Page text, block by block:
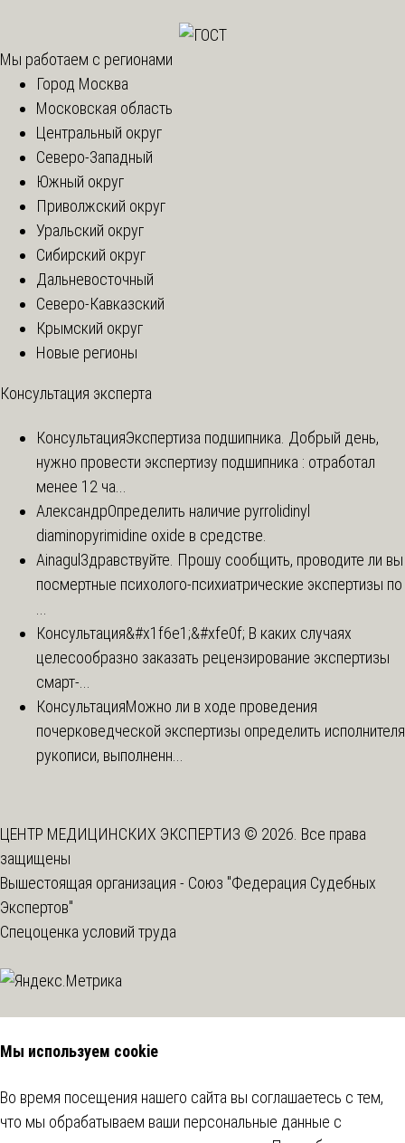
Мы работаем с регионами
Город Москва
Московская область
Центральный округ
Северо-Западный
Южный округ
Приволжский округ
Уральский округ
Сибирский округ
Дальневосточный
Северо-Кавказский
Крымский округ
Новые регионы
Консультация эксперта
КонсультацияЭкспертиза подшипника. Добрый день,
нужно провести экспертизу подшипника : отработал
менее 12 ча...
АлександрОпределить наличие pyrrolidinyl
diaminopyrimidine oxide в средстве.
Ainagul Здравствуйте. Прошу сообщить, проводите ли вы
посмертные психолого-психиатрические экспертизы по
Консультация&#x1f6e1;&#xfe0f; В каких случаях
целесообразно заказать рецензирование экспертизы
смарт-...
КонсультацияМожно ли в ходе проведения
почерковедческой экспертизы определить исполнителя
рукописи, выполненн...
ЦЕНТР МЕДИЦИНСКИХ ЭКСПЕРТИЗ © 2026. Все права
защищены
Вышестоящая организация - Союз "Федерация Судебных
Экспертов"
Спецоценка условий труда
Мы используем cookie
Во время посещения нашего сайта вы соглашаетесь с тем,
что мы обрабатываем ваши персональные данные с